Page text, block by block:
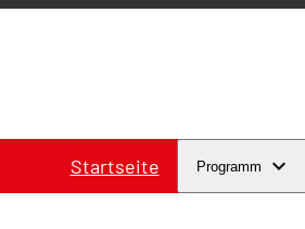
Startseite Programm